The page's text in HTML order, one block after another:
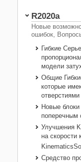
R2020a
Новые
ошибок,
Гибкие
модели
Общие
которые
отверстиями
Новые
поперечным
Улучшения
на
Средство